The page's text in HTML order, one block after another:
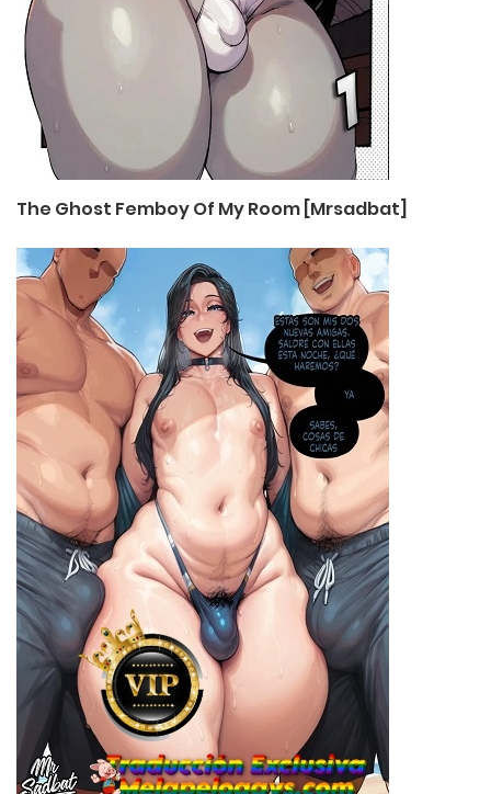
The Ghost Femboy Of My Room [Mrsadbat]